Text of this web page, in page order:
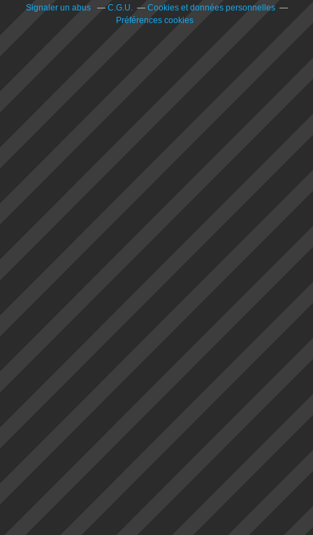
Signaler un abus C.G.U.
Cookies et données personnelles
Préférences cookies